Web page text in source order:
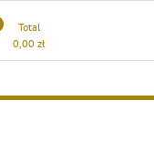
Total
0,00 zł